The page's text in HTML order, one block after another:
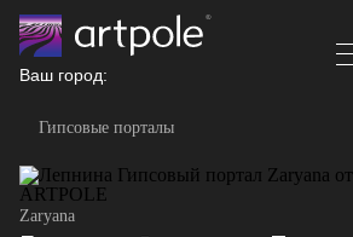
Ваш город:
Гипсовые порталы
Zaryana